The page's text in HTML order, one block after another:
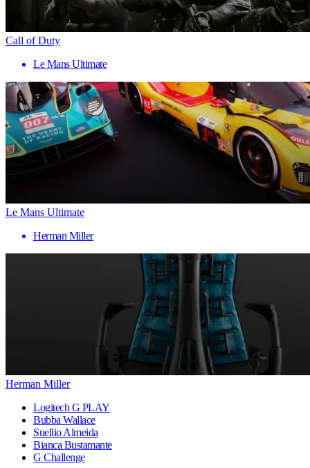
Call of Duty
Le Mans Ultimate
Le Mans Ultimate
Herman Miller
Herman Miller
Logitech G PLAY
Bubba Wallace
Suellio Almeida
Bianca Bustamante
G Challenge